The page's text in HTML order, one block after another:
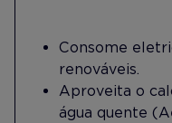
Consome
renováveis.
Aproveita o
água quente